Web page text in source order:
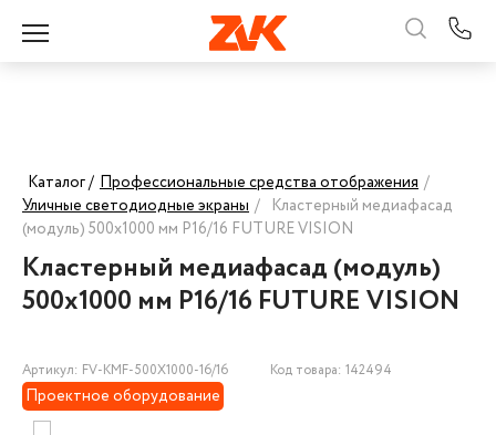
Каталог / Профессиональные средства отображения /
Уличные светодиодные экраны / Кластерный медиафасад
(модуль) 500х1000 мм P16/16 FUTURE VISION
Кластерный медиафасад (модуль)
500х1000 мм P16/16 FUTURE VISION
Артикул: FV-KMF-500Х1000-16/16 Код товара: 142494
Проектное оборудование